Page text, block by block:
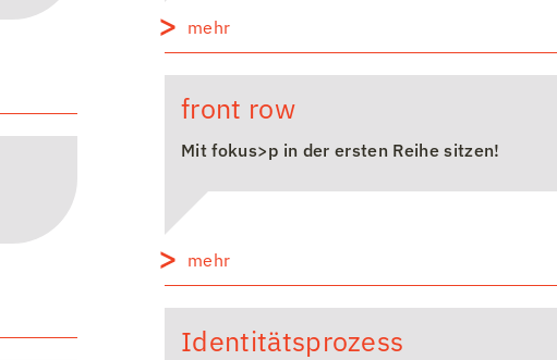
mehr
front row
Mit fokus>p in der ersten Reihe sitzen!
mehr
Identitätsprozess​